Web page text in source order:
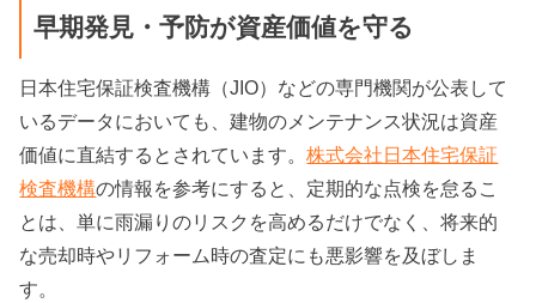
早期発見・予防が資産価値を守る
日本住宅保証検査機構（JIO）などの専門機関が公表して
いるデータにおいても、建物のメンテナンス状況は資産
価値に直結するとされています。株式会社日本住宅保証
検査機構の情報を参考にすると、定期的な点検を怠るこ
とは、単に雨漏りのリスクを高めるだけでなく、将来的
な売却時やリフォーム時の査定にも悪影響を及ぼしま
す。